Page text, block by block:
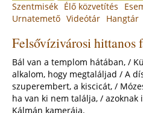
to
top
Felsővízivárosi hittanos
Bál van a templom hátában, /
alkalom, hogy megtaláljad / A
szuperembert, a kiscicát, /
ha van ki nem találja, /
Kálmán kamerája.
Back
to
Main
menu
Szentmisék Élő közvetítés
Urnatemető Videótár Hangtár